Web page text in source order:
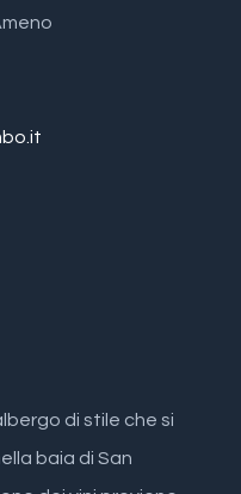
di stile che si
baia di San